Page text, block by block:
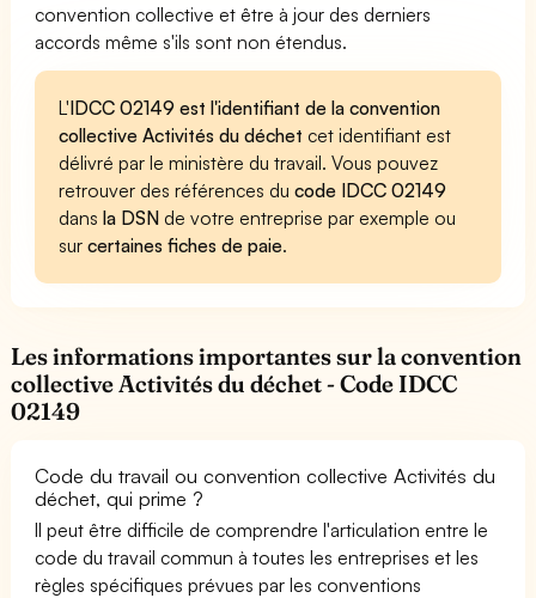
convention collective et être à jour des derniers
accords même s'ils sont non étendus.
L'IDCC 02149 est l'identifiant de la convention
collective Activités du déchet cet identifiant est
délivré par le ministère du travail. Vous pouvez
retrouver des références ducode IDCC 02149
dansla DSN de votre entreprise par exemple ou
surcertaines fiches de paie.
Les informations importantes sur la convention
collective Activités du déchet - Code IDCC
02149
Code du travail ou convention collective Activités du
déchet, qui prime ?
Il peut être difficile de comprendre l'articulation entre le
code du travail commun à toutes les entreprises et les
règles spécifiques prévues par les conventions